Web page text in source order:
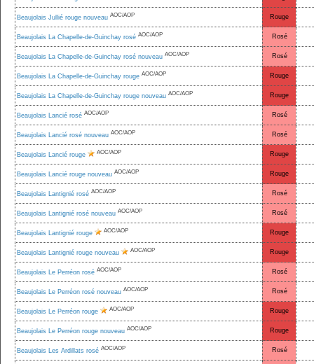
Beaujolais Jullié rouge nouveau AOC/AOP Rouge
Beaujolais La Chapelle-de-Guinchay rosé AOC/AOP Rosé
Beaujolais La Chapelle-de-Guinchay rosé nouveau AOC/AOP Rosé
Beaujolais La Chapelle-de-Guinchay rouge AOC/AOP Rouge
Beaujolais La Chapelle-de-Guinchay rouge nouveau AOC/AOP Rouge
Beaujolais Lancié rosé AOC/AOP Rosé
Beaujolais Lancié rosé nouveau AOC/AOP Rosé
Beaujolais Lancié rouge AOC/AOP Rouge
Beaujolais Lancié rouge nouveau AOC/AOP Rouge
Beaujolais Lantignié rosé AOC/AOP Rosé
Beaujolais Lantignié rosé nouveau AOC/AOP Rosé
Beaujolais Lantignié rouge AOC/AOP Rouge
Beaujolais Lantignié rouge nouveau AOC/AOP Rouge
Beaujolais Le Perréon rosé AOC/AOP Rosé
Beaujolais Le Perréon rosé nouveau AOC/AOP Rosé
Beaujolais Le Perréon rouge AOC/AOP Rouge
Beaujolais Le Perréon rouge nouveau AOC/AOP Rouge
Beaujolais Les Ardillats rosé AOC/AOP Rosé